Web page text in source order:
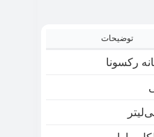
توضیحات
رکسونا